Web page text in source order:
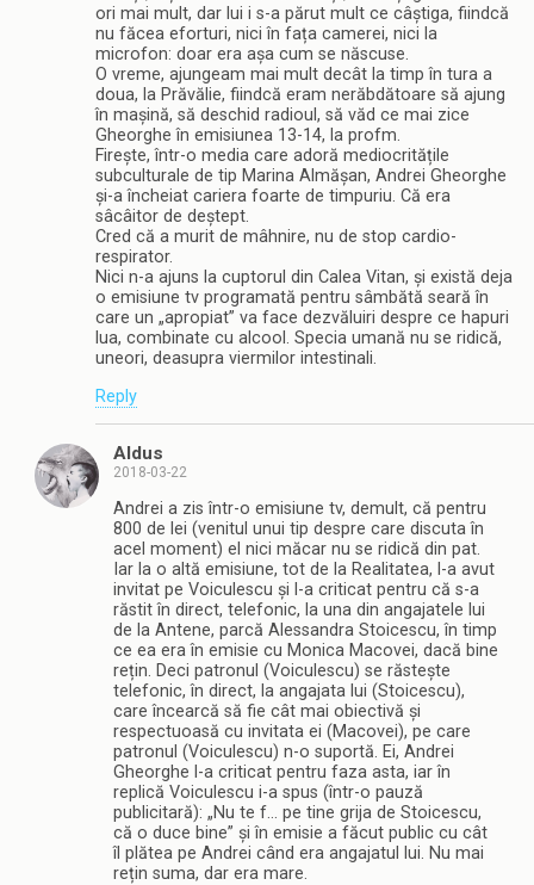
ori mai mult, dar lui i s-a părut mult ce câștiga, fiindcă
nu făcea eforturi, nici în fața camerei, nici la
microfon: doar era așa cum se născuse.
O vreme, ajungeam mai mult decât la timp în tura a
doua, la Prăvălie, fiindcă eram nerăbdătoare să ajung
în mașină, să deschid radioul, să văd ce mai zice
Gheorghe în emisiunea 13-14, la profm.
Firește, într-o media care adoră mediocritățile
subculturale de tip Marina Almășan, Andrei Gheorghe
și-a încheiat cariera foarte de timpuriu. Că era
sâcâitor de deștept.
Cred că a murit de mâhnire, nu de stop cardio-
respirator.
Nici n-a ajuns la cuptorul din Calea Vitan, și există deja
o emisiune tv programată pentru sâmbătă seară în
care un „apropiat” va face dezvăluiri despre ce hapuri
lua, combinate cu alcool. Specia umană nu se ridică,
uneori, deasupra viermilor intestinali.
Reply
Aldus
2018-03-22
Andrei a zis într-o emisiune tv, demult, că pentru
800 de lei (venitul unui tip despre care discuta în
acel moment) el nici măcar nu se ridică din pat.
Iar la o altă emisiune, tot de la Realitatea, l-a avut
invitat pe Voiculescu și l-a criticat pentru că s-a
răstit în direct, telefonic, la una din angajatele lui
de la Antene, parcă Alessandra Stoicescu, în timp
ce ea era în emisie cu Monica Macovei, dacă bine
rețin. Deci patronul (Voiculescu) se răstește
telefonic, în direct, la angajata lui (Stoicescu),
care încearcă să fie cât mai obiectivă și
respectuoasă cu invitata ei (Macovei), pe care
patronul (Voiculescu) n-o suportă. Ei, Andrei
Gheorghe l-a criticat pentru faza asta, iar în
replică Voiculescu i-a spus (într-o pauză
publicitară): „Nu te f… pe tine grija de Stoicescu,
că o duce bine” și în emisie a făcut public cu cât
îl plătea pe Andrei când era angajatul lui. Nu mai
rețin suma, dar era mare.